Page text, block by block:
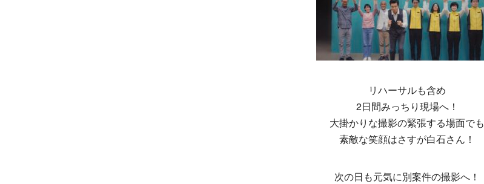
リハーサルも含め
2日間みっちり現場へ！
大掛かりな撮影の緊張する場面でも
素敵な笑顔はさすが白石さん！
次の日も元気に別案件の撮影へ！